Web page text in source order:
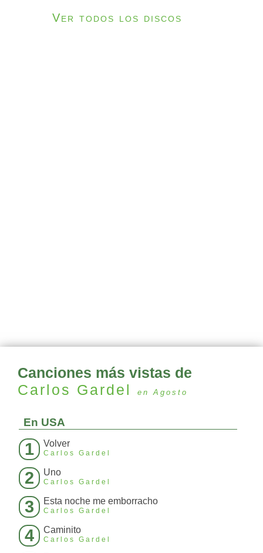
Ver todos los discos
Canciones más vistas de
Carlos Gardel
en Agosto
En USA
1 Volver
Carlos Gardel
2 Uno
Carlos Gardel
3 Esta noche me emborracho
Carlos Gardel
4 Caminito
Carlos Gardel